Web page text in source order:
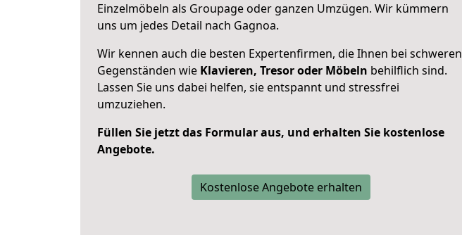
Einzelmöbeln als Groupage oder ganzen Umzügen. Wir kümmern
uns um jedes Detail nach Gagnoa.
Wir kennen auch die besten Expertenfirmen, die Ihnen bei schweren
Gegenständen wie Klavieren, Tresor oder Möbeln behilflich sind.
Lassen Sie uns dabei helfen, sie entspannt und stressfrei
umzuziehen.
Füllen Sie jetzt das Formular aus, und erhalten Sie kostenlose
Angebote.
Kostenlose Angebote erhalten